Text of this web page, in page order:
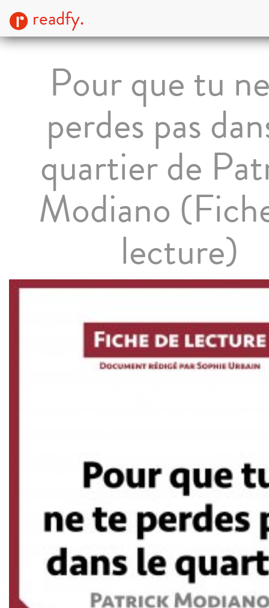
readfy.
Pour que tu
perdes pas
quartier de
Modiano
lecture)